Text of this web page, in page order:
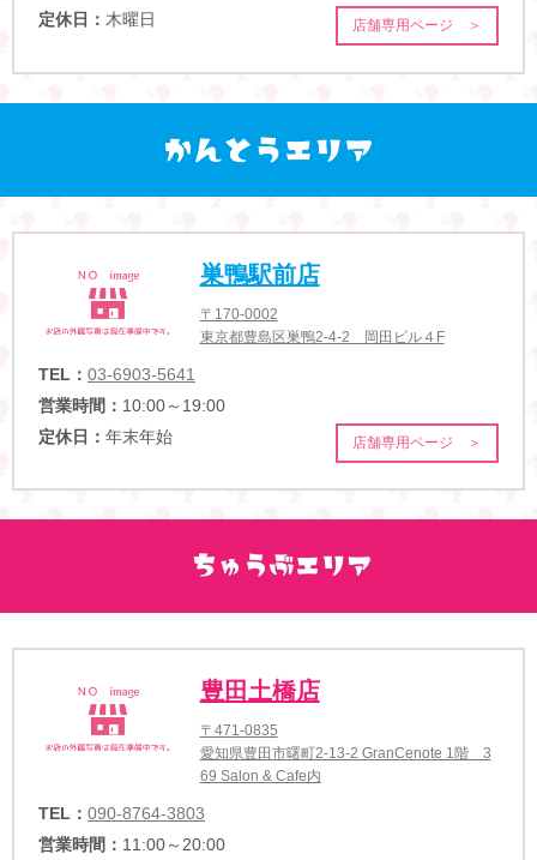
定休日： 木曜日 店舗専用ページ ＞
巣鴨駅前店
〒170-0002
東京都豊島区巣鴨2-4-2 岡田ビル４F
TEL： 03-6903-5641
営業時間： 10:00～19:00
定休日： 年末年始 店舗専用ページ ＞
豊田土橋店
〒471-0835
愛知県豊田市曙町2-13-2 GranCenote 1階 3
69 Salon & Cafe内
TEL： 090-8764-3803
営業時間： 11:00～20:00